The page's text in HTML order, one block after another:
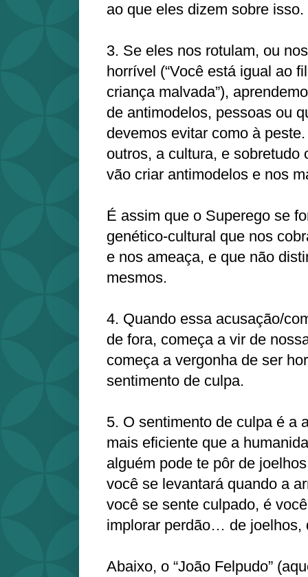
ao que eles dizem sobre isso.
3. Se eles nos rotulam, ou
horrível (“Você está igual ao
criança malvada”),
de antimodelos, pessoas ou
devemos evitar como à
outros, a cultura, e sobretudo
vão criar antimodelos e nos
É assim que o Superego se
genético-cultural que nos
e nos ameaça, e que não
mesmos.
4. Quando essa acusação/
de fora, começa a vir de
começa a vergonha de ser
sentimento de culpa.
5. O sentimento de culpa é a
mais eficiente que a
alguém pode te pôr de
você se levantará quando a
você se sente culpado, é
implorar perdão… de joelhos,
Abaixo, o “João Felpudo”